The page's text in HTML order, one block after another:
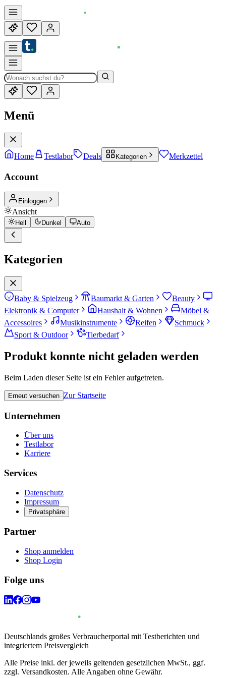
Menü
Home Testlabor Deals Kategorien Merkzettel
Account
Einloggen
Ansicht
Hell Dunkel Auto
Kategorien
Baby & Spielzeug Baumarkt & Garten
Beauty
Elektronik & Computer
Haushalt & Wohnen
Möbel &
Accessoires
Musikinstrumente Reifen
Schmuck
Sport & Outdoor
Tierbedarf
Produkt konnte nicht geladen werden
Beim Laden dieser Seite ist ein Fehler aufgetreten.
Erneut versuchen Zur Startseite
Unternehmen
Über uns
Testlabor
Karriere
Services
Datenschutz
Impressum
Privatsphäre
Partner
Shop anmelden
Shop Login
Folge uns
Deutschlands großes Verbraucherportal mit Testberichten und
integriertem Preisvergleich
Alle Preise inkl. der jeweils geltenden gesetzlichen MwSt., ggf.
zzgl. Versandkosten. Alle Angaben ohne Gewähr.